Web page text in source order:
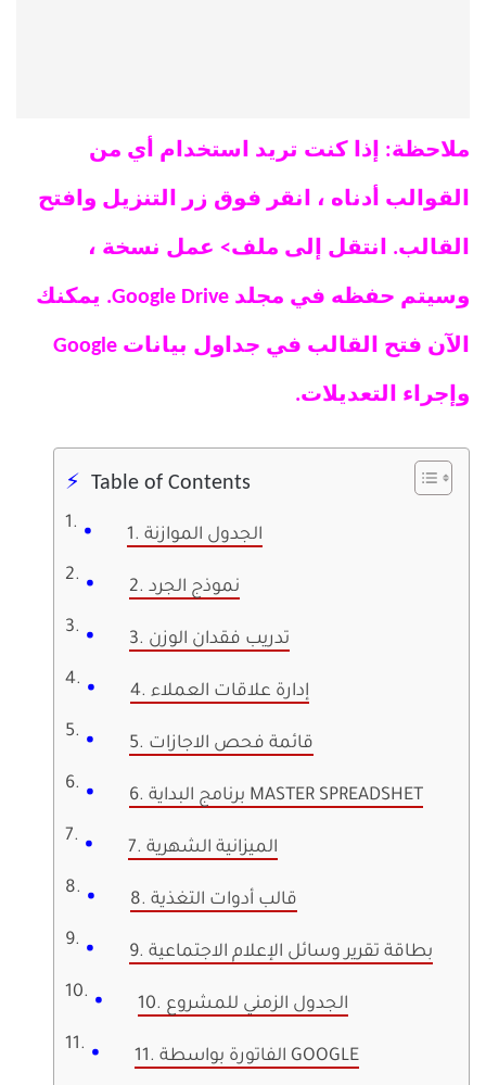
ملاحظة: إذا كنت تريد استخدام أي من
القوالب أدناه ، انقر فوق زر التنزيل وافتح
القالب. انتقل إلى ملف> عمل نسخة ،
وسيتم حفظه في مجلد Google Drive. يمكنك
الآن فتح القالب في جداول بيانات Google
وإجراء التعديلات.
Table of Contents
1. الجدول الموازنة
2. نموذج الجرد
3. تدريب فقدان الوزن
4. إدارة علاقات العملاء
5. قائمة فحص الاجازات
6. برنامج البداية MASTER SPREADSHET
7. الميزانية الشهرية
8. قالب أدوات التغذية
9. بطاقة تقرير وسائل الإعلام الاجتماعية
10. الجدول الزمني للمشروع
11. الفاتورة بواسطة GOOGLE